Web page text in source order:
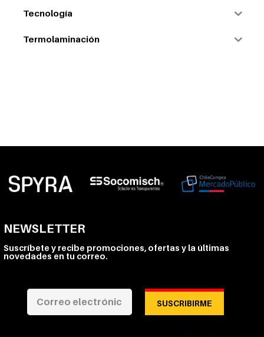
Tecnología
Termolaminación
NEWSLETTER
Suscríbete y recibe promociones, ofertas y la últimas
novedades en tu correo.
SUSCRIBIRME